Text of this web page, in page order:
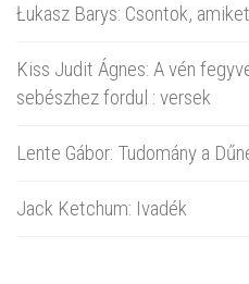
Łukasz Barys: Csontok,
Kiss Judit Ágnes: A vén
sebészhez fordul : versek
Lente Gábor: Tudomány a
Jack Ketchum: Ivadék